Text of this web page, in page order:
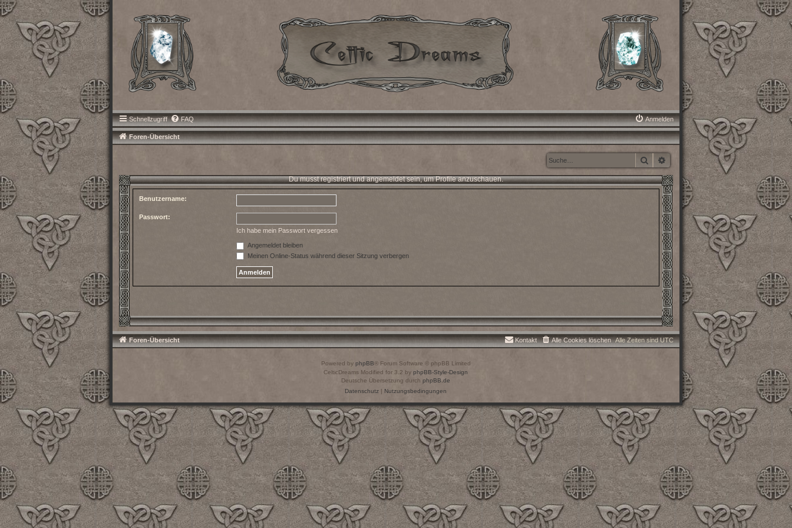
Schnellzugriff FAQ Anmelden
Foren-Übersicht
Suche Erweiterte Suche
Du musst registriert und angemeldet sein, um Profile anzuschauen.
Benutzername:
Passwort:
Ich habe mein Passwort vergessen
Angemeldet bleiben
Meinen Online-Status während dieser Sitzung verbergen
Foren-Übersicht Alle Zeiten sindUTC
Alle Cookies löschen
Kontakt
Powered by phpBB® Forum Software © phpBB Limited
CelticDreams Modified for 3.2 byphpBB-Style-Design
Deutsche Übersetzung durchphpBB.de
Datenschutz | Nutzungsbedingungen